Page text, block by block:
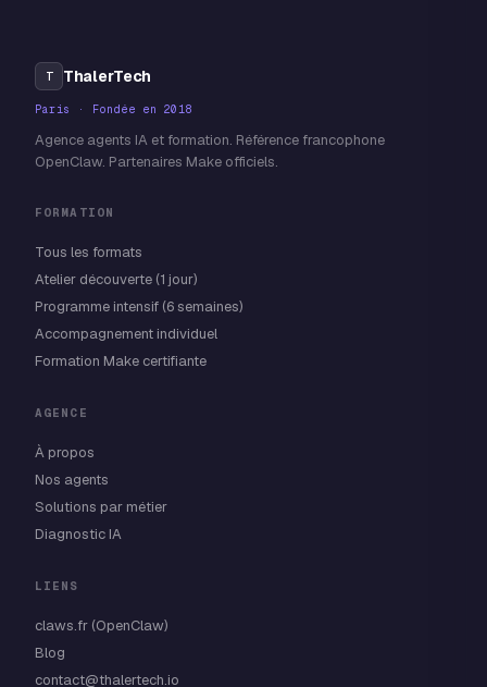
T ThalerTech
Paris · Fondée en 2018
Agence agents IA et formation. Référence francophone
OpenClaw. Partenaires Make officiels.
FORMATION
Tous les formats
Atelier découverte (1 jour)
Programme intensif (6 semaines)
Accompagnement individuel
Formation Make certifiante
AGENCE
À propos
Nos agents
Solutions par métier
Diagnostic IA
LIENS
claws.fr (OpenClaw)
Blog
contact@thalertech.io